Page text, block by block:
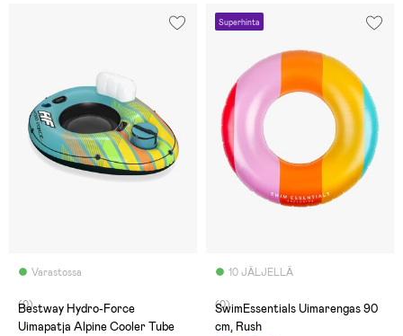
Varastossa
(0)
Bestway Hydro-Force
Uimapatja Alpine Cooler Tube
Superhinta
10 JÄLJELLÄ
(0)
SwimEssentials Uimarengas 90
cm, Rush